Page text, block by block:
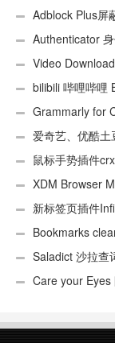
Adblock Plus屏
Authenticator
Video
bilibili 哔哩哔哩
Grammarly for
爱奇艺、优酷
析工具鼠标手势插件
Chrome(TM)汉化
XDM Browser
新标签页插件
Bookmarks
Saladict 沙拉查
Care your Eyes